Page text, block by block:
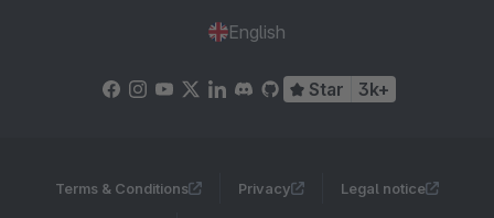
English
Star 3k+
Terms & Conditions Privacy Legal notice